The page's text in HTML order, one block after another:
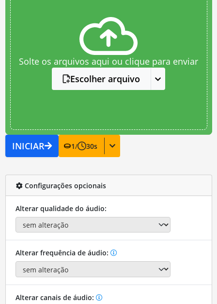
Solte os arquivos aqui ou clique para enviar
Escolher arquivo
INICIAR 1/ 30s
Configurações opcionais
Alterar qualidade do áudio:
Alterar frequência de áudio:
Alterar canais de áudio: